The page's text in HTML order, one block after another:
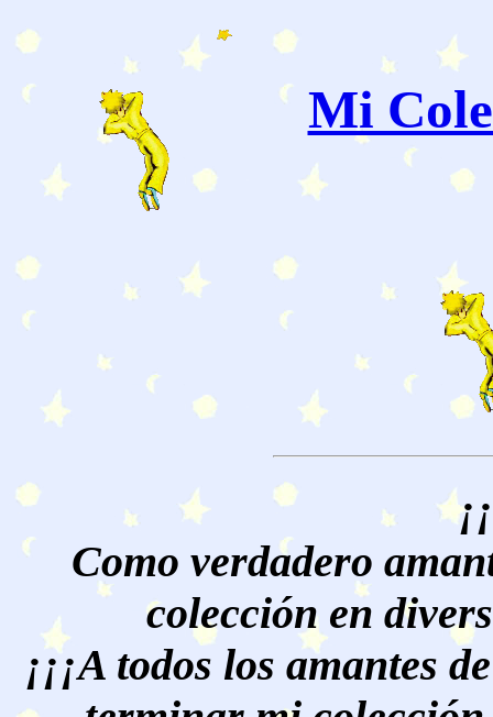
Mi
Como verdadero
colección en
¡¡¡A todos los amantes